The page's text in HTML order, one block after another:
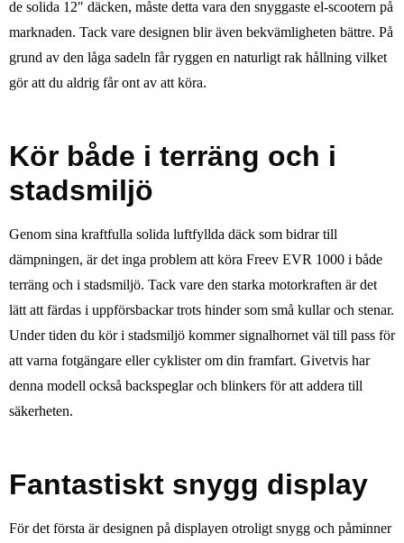
de solida 12″ däcken, måste detta vara den snyggaste el-scootern på
marknaden. Tack vare designen blir även bekvämligheten bättre. På
grund av den låga sadeln får ryggen en naturligt rak hållning vilket
gör att du aldrig får ont av att köra.
Kör både i terräng och i
stadsmiljö
Genom sina kraftfulla solida luftfyllda däck som bidrar till
dämpningen, är det inga problem att köra Freev EVR 1000 i både
terräng och i stadsmiljö. Tack vare den starka motorkraften är det
lätt att färdas i uppförsbackar trots hinder som små kullar och stenar.
Under tiden du kör i stadsmiljö kommer signalhornet väl till pass för
att varna fotgängare eller cyklister om din framfart. Givetvis har
denna modell också backspeglar och blinkers för att addera till
säkerheten.
Fantastiskt snygg display
För det första är designen på displayen otroligt snygg och påminner